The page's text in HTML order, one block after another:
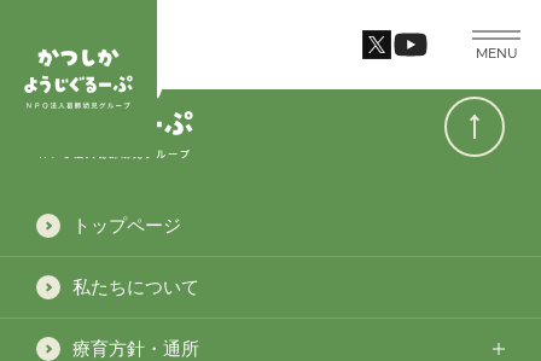
MENU
トップページ
私たちについて
療育方針・通所